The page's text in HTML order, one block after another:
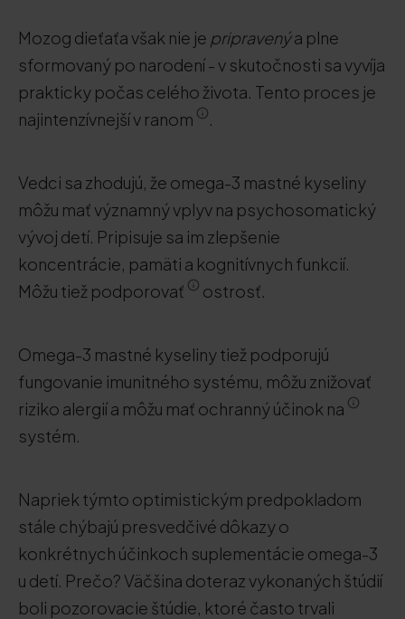
Mozog dieťaťa však nie je pripravenýa plne
sformovaný po narodení - v skutočnosti sa vyvíja
prakticky počas celého života. Tento proces je
najintenzívnejší v ranom
.
Vedci sa zhodujú, že omega-3 mastné kyseliny
môžu mať významný vplyv na psychosomatický
vývoj detí. Pripisuje sa im zlepšenie
koncentrácie, pamäti a kognitívnych funkcií.
Môžu tiež podporovať
ostrosť.
Omega-3 mastné kyseliny tiež podporujú
fungovanie imunitného systému, môžu znižovať
riziko alergií a môžu mať ochranný účinok na
systém.
Napriek týmto optimistickým predpokladom
stále chýbajú presvedčivé dôkazy o
konkrétnych účinkoch suplementácie omega-3
u detí. Prečo? Väčšina doteraz vykonaných štúdií
boli pozorovacie štúdie, ktoré často trvali